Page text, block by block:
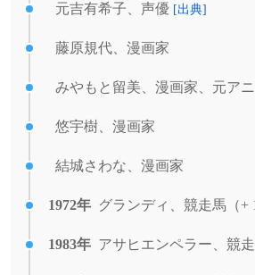
元吉有希子、声優 [出典]
藤原規代、漫画家
みやもと留美、漫画家、元ア
悠宇樹、漫画家
結城さわな、漫画家
1972年 グランディ、競走馬（+
1983年 アサヒエンペラー、競走